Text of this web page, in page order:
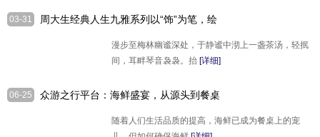
03-31
周大生经典人生九雅系列以“饰”为笔，绘
漫步至梅林幽谧深处，于静谧中沏上一盏茶汤，轻抿
间，耳畔琴音袅袅。抬 [详细]
06-25
众游之行平台：海鲜盛宴，从源头到餐桌
随着人们生活品质的提高，海鲜已成为餐桌上的宠